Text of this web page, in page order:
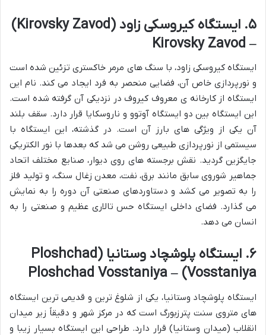
۵. ایستگاه کیروسکی زاود (Kirovsky Zavod)
– Kirovsky Zavod
ایستگاه کیروسکی زاود، با سنگ های مرمر خاکستری تزئین شده است
و نورپردازی خاص آن، فضایی منحصر به فرد ایجاد می کند. نام این
ایستگاه از کارخانه ی معروف کیروف در نزدیکی آن گرفته شده است.
این ایستگاه بین دو ایستگاه آوتوو و ناروسکایا قرار دارد. سقف بلند
آن یکی از ویژگی های بارز آن است. در گذشته، این ایستگاه با
سیستمی از نورپردازی طبیعی روشن می شد که بعدها با نور الکتریکی
جایگزین گردید. نقش برجسته های روی دیوار، صنایع مختلف اتحاد
جماهیر شوروی سابق مانند برق، نفت، معدن زغال سنگ، و تولید فلز
را به تصویر می کشد و دستاوردهای صنعتی آن دوره را به نمایش
می گذارد. فضای داخلی ایستگاه حس تالاری عظیم و صنعتی را به
انسان می دهد.
۶. ایستگاه پلوشچاد وستانیا (Ploshchad
Vosstaniya) – Ploshchad Vosstaniya
ایستگاه پلوشچاد وستانیا، یکی از شلوغ ترین و قدیمی ترین ایستگاه
های متروی سنت پترزبورگ است که در مرکز شهر و دقیقاً زیر میدان
انقلاب (میدان وستانیا) قرار دارد. طراحی این ایستگاه بسیار زیبا و